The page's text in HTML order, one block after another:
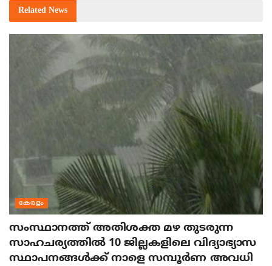
Related News
കേരളം
സംസ്ഥാനത്ത് അതിശക്ത മഴ തുടരുന്ന
സാഹചര്യത്തിൽ 10 ജില്ലകളിലെ വിദ്യാഭ്യാസ
സ്ഥാപനങ്ങൾക്ക് നാളെ സമ്പൂർണ അവധി